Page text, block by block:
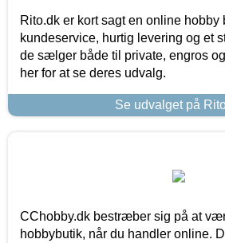
Rito.dk er kort sagt en online hobby
kundeservice, hurtig levering og et
de sælger både til private, engros
her for at se deres udvalg.
Se udvalget på
CChobby.dk bestræber sig på at
hobbybutik, når du handler online.